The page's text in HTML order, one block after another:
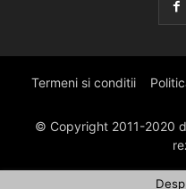
Termeni si conditii
© Copyright 2011-2020